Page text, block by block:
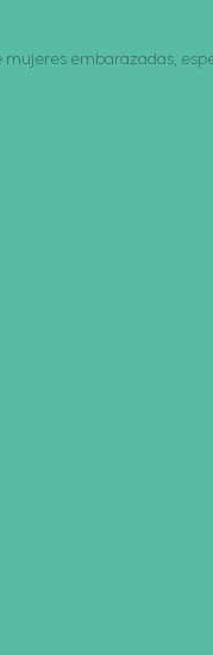
mujeres embarazadas,